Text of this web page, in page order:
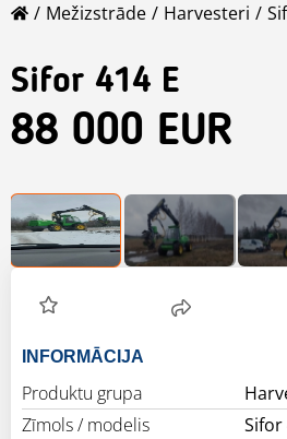
Mežizstrāde Harvesteri
Sifor 414 E
88 000 EUR
INFORMĀCIJA
Produktu grupa
Zīmols / modelis
Sifor